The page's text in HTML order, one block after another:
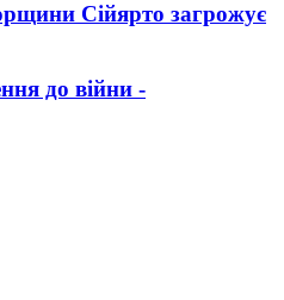
Сійярто загрожує
до війни -